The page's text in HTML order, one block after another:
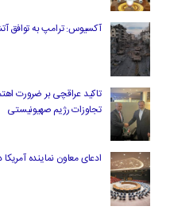
آکسیوس: ترامپ به توافق آتش‌بس در غزه
تاکید عراقچی بر ضرورت
تجاوزات رژیم صهیونیستی
ادعای معاون نماینده